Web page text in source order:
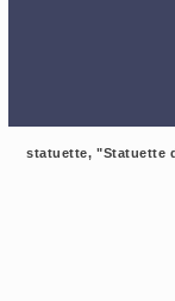
statuette, "Statuette